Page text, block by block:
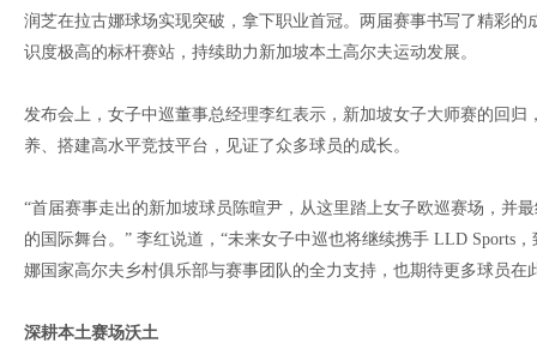
润芝在拉古娜球场实现突破，拿下职业首冠。两届赛事书写了精彩
识度极高的标杆赛站，持续助力新加坡本土高尔夫运动发展。
发布会上，女子中巡董事总经理李红表示，新加坡女子大师赛的回
养、搭建高水平竞技平台，见证了众多球员的成长。
“首届赛事走出的新加坡球员陈暄尹，从这里踏上女子欧巡赛场，
的国际舞台。” 李红说道，“未来女子中巡也将继续携手 LLD Sports
娜国家高尔夫乡村俱乐部与赛事团队的全力支持，也期待更多球员在
深耕本土赛场沃土